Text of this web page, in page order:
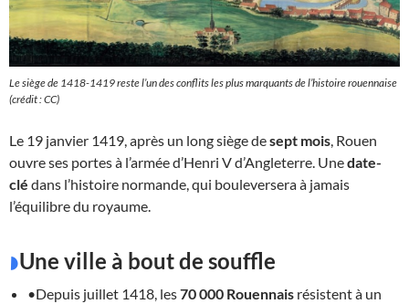
Le siège de 1418-1419 reste l’un des conflits les plus marquants de l’histoire rouennaise
(crédit : CC)
Le 19 janvier 1419, après un long siège desept mois, Rouen
ouvre ses portes à l’armée d’Henri V d’Angleterre. Unedate-
clé dans l’histoire normande, qui bouleversera à jamais
l’équilibre du royaume.
Une ville à bout de souffle
•Depuis juillet 1418, les70 000 Rouennais résistent à un